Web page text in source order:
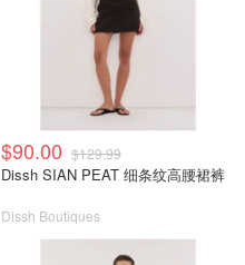
$90.00 $129.99
Dissh SIAN PEAT 细条纹高腰裙裤
Dissh Boutiques